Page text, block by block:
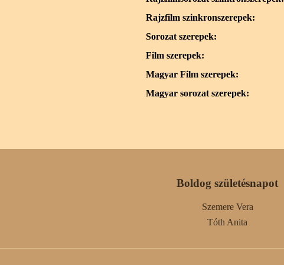
Rajzfilm szinkronszerepek:
Sorozat szerepek:
Film szerepek:
Magyar Film szerepek:
Magyar sorozat szerepek:
Boldog születésnapot
Szemere Vera
Tóth Anita